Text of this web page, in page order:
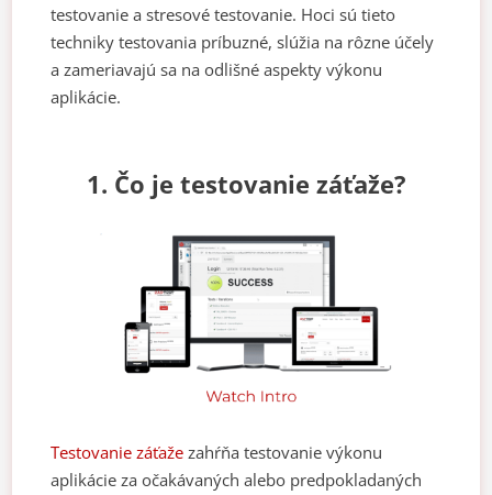
testovanie a stresové testovanie. Hoci sú tieto
techniky testovania príbuzné, slúžia na rôzne účely
a zameriavajú sa na odlišné aspekty výkonu
aplikácie.
1. Čo je testovanie záťaže?
Testovanie záťaže zahŕňa testovanie výkonu
aplikácie za očakávaných alebo predpokladaných